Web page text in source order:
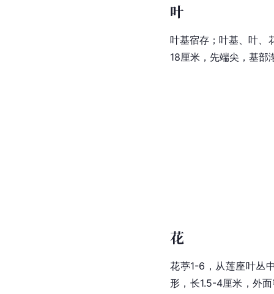
叶
叶基宿存；叶基、叶、
18厘米，先端尖，基
花
花葶1-6，从莲座叶丛
形，长1.5-4厘米，外